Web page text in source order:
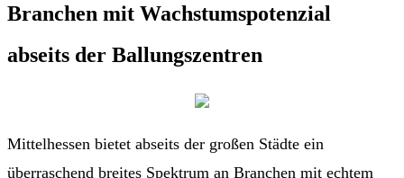
Branchen mit Wachstumspotenzial
abseits der Ballungszentren
Mittelhessen bietet abseits der großen Städte ein
überraschend breites Spektrum an Branchen mit echtem